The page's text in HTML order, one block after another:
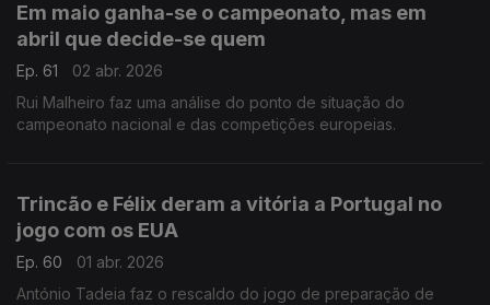
Em maio ganha-se o campeonato, mas em
abril que decide-se quem
Ep. 61
02 abr. 2026
Rui Malheiro faz uma análise do ponto de situação do
campeonato nacional e das competições europeias.
Trincão e Félix deram a vitória a Portugal no
jogo com os EUA
Ep. 60
01 abr. 2026
António Tadeia faz o rescaldo do jogo de preparação de